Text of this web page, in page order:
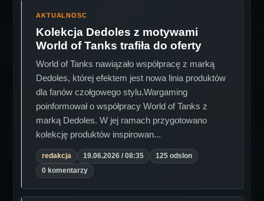
AKTUALNOSC
Kolekcja Dedoles z motywami
World of Tanks trafiła do oferty
World of Tanks nawiązało współpracę z marką
Dedoles, której efektem jest nowa linia produktów
dla fanów czołgowego stylu.Wargaming
poinformował o współpracy World of Tanks z
marką Dedoles. W jej ramach przygotowano
kolekcję produktów inspirowan...
redakcja 19.06.2026 / 08:35
125 odslon
0 komentarzy